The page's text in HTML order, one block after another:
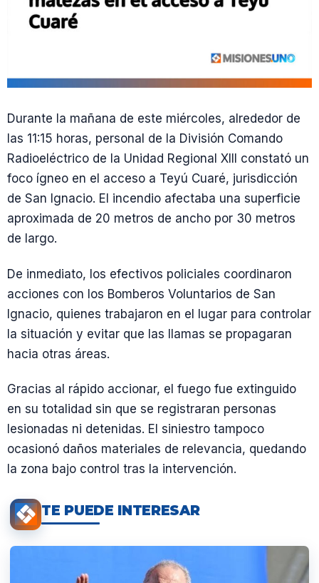
Durante la mañana de este miércoles, alrededor de
las 11:15 horas, personal de la División Comando
Radioeléctrico de la Unidad Regional XIII constató un
foco ígneo en el acceso a Teyú Cuaré, jurisdicción
de San Ignacio. El incendio afectaba una superficie
aproximada de 20 metros de ancho por 30 metros
de largo.
De inmediato, los efectivos policiales coordinaron
acciones con los Bomberos Voluntarios de San
Ignacio, quienes trabajaron en el lugar para controlar
la situación y evitar que las llamas se propagaran
hacia otras áreas.
Gracias al rápido accionar, el fuego fue extinguido
en su totalidad sin que se registraran personas
lesionadas ni detenidas. El siniestro tampoco
ocasionó daños materiales de relevancia, quedando
la zona bajo control tras la intervención.
TE PUEDE INTERESAR